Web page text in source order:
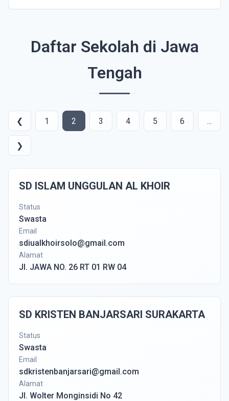
Daftar Sekolah di Jawa
Tengah
❮ 1 2 3 4 5 6 ...
❯
SD ISLAM UNGGULAN AL KHOIR
Status
Swasta
Email
sdiualkhoirsolo@gmail.com
Alamat
Jl. JAWA NO. 26 RT 01 RW 04
SD KRISTEN BANJARSARI SURAKARTA
Status
Swasta
Email
sdkristenbanjarsari@gmail.com
Alamat
Jl. Wolter Monginsidi No 42